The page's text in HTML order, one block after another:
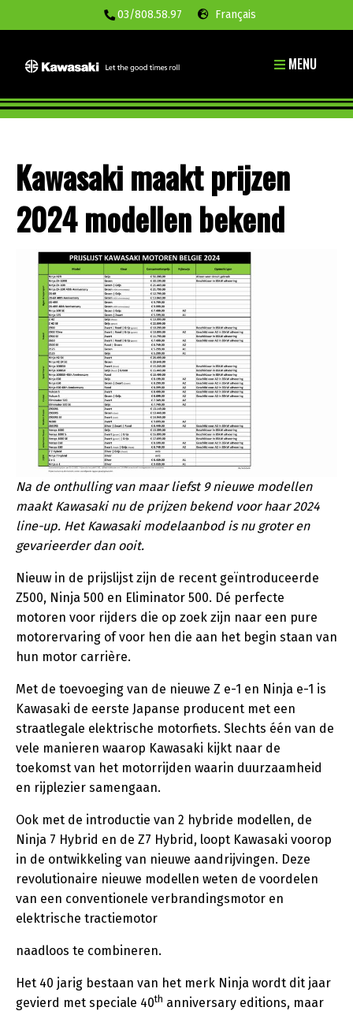
03/808.58.97 Français
MENU
Kawasaki maakt prijzen
2024 modellen bekend
Na de onthulling van maar liefst 9 nieuwe modellen
maakt Kawasaki nu de prijzen bekend voor haar 2024
line-up. Het Kawasaki modelaanbod is nu groter en
gevarieerder dan ooit.
Nieuw in de prijslijst zijn de recent geïntroduceerde
Z500, Ninja 500 en Eliminator 500. Dé perfecte
motoren voor rijders die op zoek zijn naar een pure
motorervaring of voor hen die aan het begin staan van
hun motor carrière.
Met de toevoeging van de nieuwe Z e-1 en Ninja e-1 is
Kawasaki de eerste Japanse producent met een
straatlegale elektrische motorfiets. Slechts één van de
vele manieren waarop Kawasaki kijkt naar de
toekomst van het motorrijden waarin duurzaamheid
en rijplezier samengaan.
Ook met de introductie van 2 hybride modellen, de
Ninja 7 Hybrid en de Z7 Hybrid, loopt Kawasaki voorop
in de ontwikkeling van nieuwe aandrijvingen. Deze
revolutionaire nieuwe modellen weten de voordelen
van een conventionele verbrandingsmotor en
elektrische tractiemotor
naadloos te combineren.
Het 40 jarig bestaan van het merk Ninja wordt dit jaar
gevierd met speciale 40th anniversary editions, maar